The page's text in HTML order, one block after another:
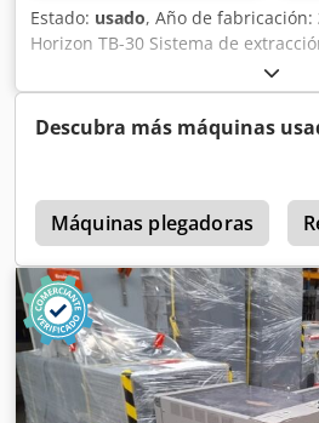
Estado: usado, Año de fabricación:
Horizon TB-30 Sistema de
elaboración de folletos o la
110 kg Si lo desea, podemos
usted: Credpfx Aozqr R Tsnvsf
transporte (por barco o avión),
Descubra más máquinas
Máquinas plegadoras